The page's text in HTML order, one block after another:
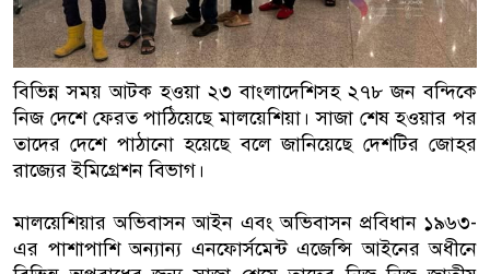
আটক
ফেব্রুয়ারিতে নির্বাচন হবে বলে মনে
ইসলাম
মালয়েশিয়ায় ড. মুহাম্মদ ইউনূসকে লাল
বিভিন্ন সময় আটক হওয়া ২৩ বাংলাদেশিসহ ২৭৮ জন বন্দিকে
নিজ দেশে ফেরত পাঠিয়েছে মালয়েশিয়া। সাজা শেষ হওয়ার পর
তাদের দেশে পাঠানো হয়েছে বলে জানিয়েছে দেশটির জোহর
রাজ্যের ইমিগ্রেশন বিভাগ।
মালয়েশিয়ার অভিবাসন আইন এবং অভিবাসন প্রবিধান ১৯৬৩-
এর পাশাপাশি অন্যান্য এনফোর্সমেন্ট এজেন্সি আইনের অধীনে